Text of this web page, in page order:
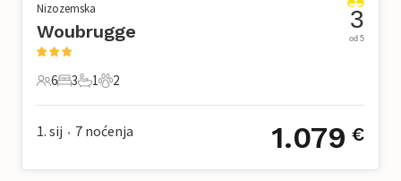
Nizozemska
Woubrugge
6 Gosti
6
3 Spavaće sobe
3
1 Kupaonica
1
2 Kućni ljubimac
2
3
od 5
1. sij • 7 noćenja 1.079 €